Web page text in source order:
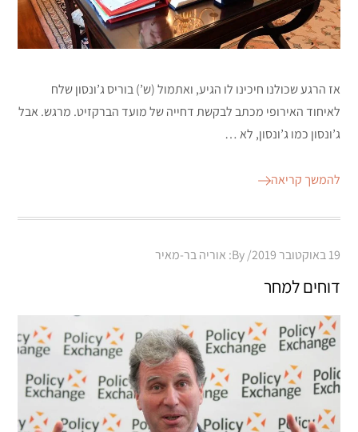
אז הרגע שכולנו חיכינו לו הגיע, ואתמול (ש’) בוריס ג’ונסון שלח
לאיחוד האירופי מכתב לבקשת דחייה של מועד הברקזיט. מרגש. אבל
ג’ונסון כמו ג’ונסון, לא …
להמשך קריאה
Posted
19 באוקטובר 2019 By: אוריה בר-מאיר
דוחים למחר